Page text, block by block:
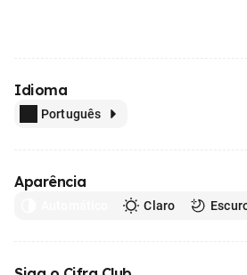
Idioma
Português
Aparência
Claro